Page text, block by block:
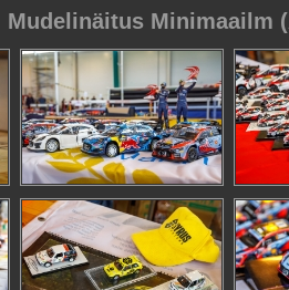
Mudelinäitus Minimaailm